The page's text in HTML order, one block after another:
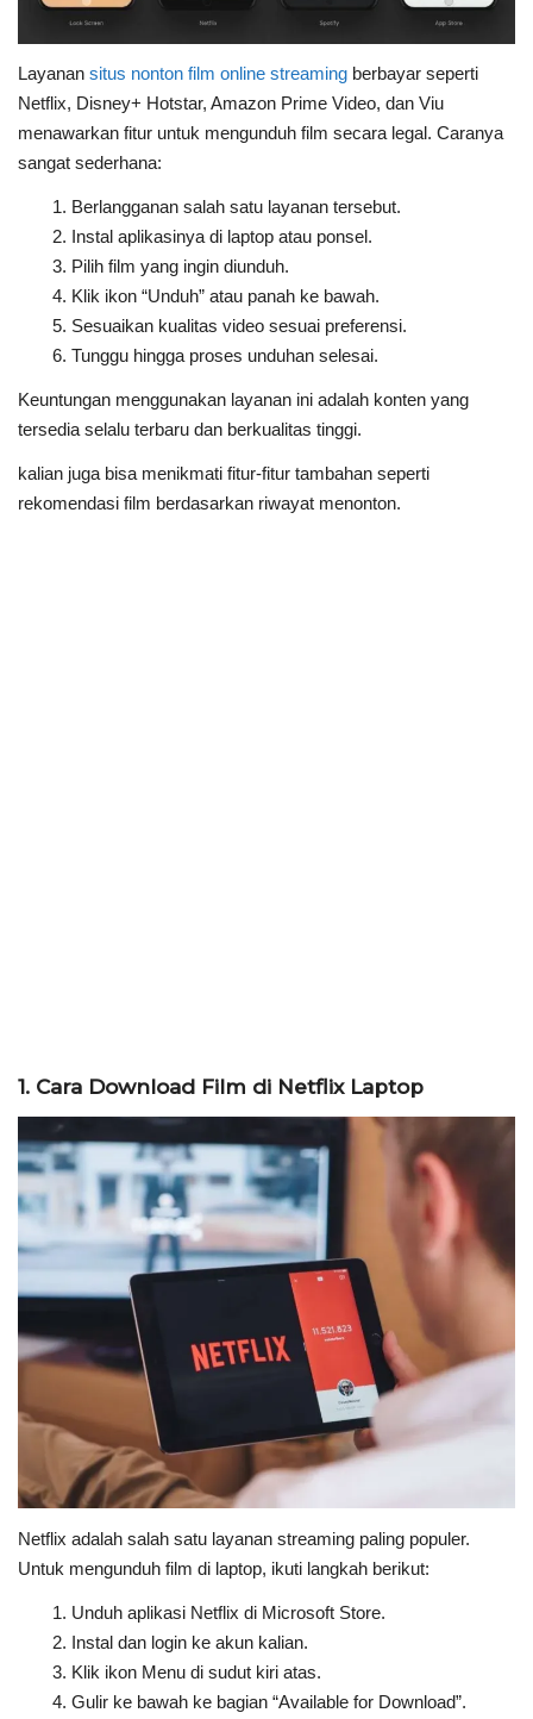
Layanan situs nonton film online streaming berbayar seperti
Netflix, Disney+ Hotstar, Amazon Prime Video, dan Viu
menawarkan fitur untuk mengunduh film secara legal. Caranya
sangat sederhana:
Berlangganan salah satu layanan tersebut.
Instal aplikasinya di laptop atau ponsel.
Pilih film yang ingin diunduh.
Klik ikon “Unduh” atau panah ke bawah.
Sesuaikan kualitas video sesuai preferensi.
Tunggu hingga proses unduhan selesai.
Keuntungan menggunakan layanan ini adalah konten yang
tersedia selalu terbaru dan berkualitas tinggi.
kalian juga bisa menikmati fitur-fitur tambahan seperti
rekomendasi film berdasarkan riwayat menonton.
1. Cara Download Film di Netflix Laptop
Netflix adalah salah satu layanan streaming paling populer.
Untuk mengunduh film di laptop, ikuti langkah berikut:
Unduh aplikasi Netflix di Microsoft Store.
Instal dan login ke akun kalian.
Klik ikon Menu di sudut kiri atas.
Gulir ke bawah ke bagian “Available for Download”.